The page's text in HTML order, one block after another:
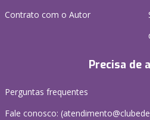
Contrato com o Autor
Precisa de
Perguntas frequentes
Fale conosco: